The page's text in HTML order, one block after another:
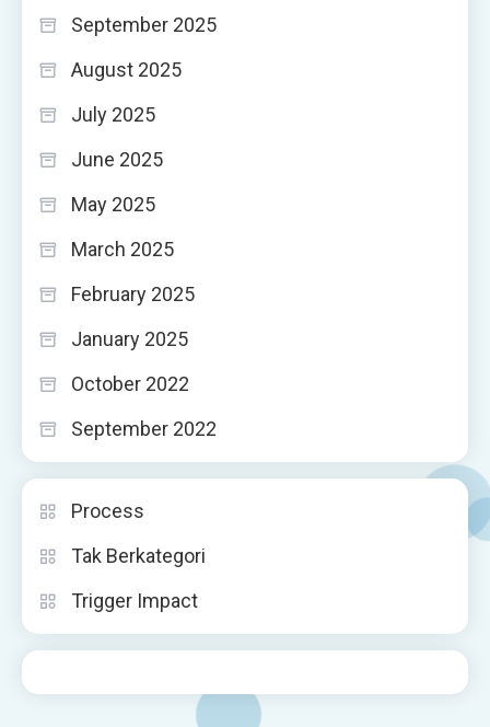
September 2025
August 2025
July 2025
June 2025
May 2025
March 2025
February 2025
January 2025
October 2022
September 2022
Process
Tak Berkategori
Trigger Impact